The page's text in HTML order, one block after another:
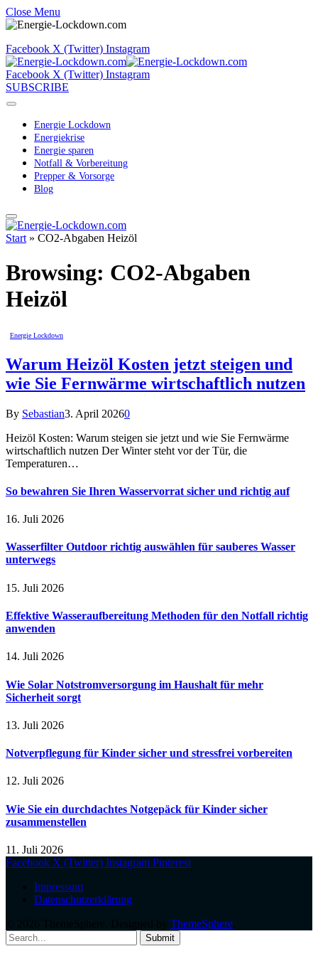
Close Menu
Facebook X (Twitter) Instagram
Facebook X (Twitter) Instagram
SUBSCRIBE
Energie Lockdown
Energiekrise
Energie sparen
Notfall & Vorbereitung
Prepper & Vorsorge
Blog
Start » CO2-Abgaben Heizöl
Browsing: CO2-Abgaben
Heizöl
Energie Lockdown
Warum Heizöl Kosten jetzt steigen und
wie Sie Fernwärme wirtschaftlich nutzen
By Sebastian3. April 20260
Heizöl Kosten: Warum steigen sie jetzt und wie Sie Fernwärme
wirtschaftlich nutzen Der Winter steht vor der Tür, die
Temperaturen…
So bewahren Sie Ihren Wasservorrat sicher und richtig auf
16. Juli 2026
Wasserfilter Outdoor richtig auswählen für sauberes Wasser
unterwegs
15. Juli 2026
Effektive Wasseraufbereitung Methoden für den Notfall richtig
anwenden
14. Juli 2026
Wie Solar Notstromversorgung im Haushalt für mehr
Sicherheit sorgt
13. Juli 2026
Notverpflegung für Kinder sicher und stressfrei vorbereiten
12. Juli 2026
Wie Sie ein durchdachtes Notgepäck für Kinder sicher
zusammenstellen
11. Juli 2026
Facebook X (Twitter) Instagram Pinterest
Impressum
Datenschutzerklärung
ThemeSphere
Submit